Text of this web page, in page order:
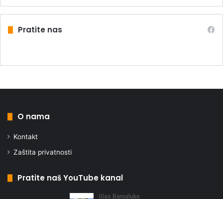
Pratite nas
O nama
Kontakt
Zaštita privatnosti
Pratite naš YouTube kanal